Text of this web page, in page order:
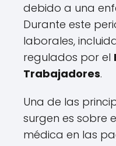
debido a una
Durante este
laborales,
regulados por el
Trabajadores.
Una de las
surgen es sobre
médica en las